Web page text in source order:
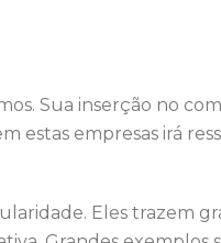
Sua inserção no
estas empresas irá
Eles trazem